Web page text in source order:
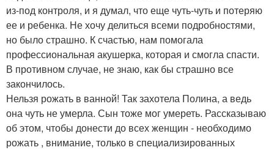
из-под контроля, и я думал, что еще чуть-чуть и потеряю
ее и ребенка. Не хочу делиться всеми подробностями,
но было страшно. К счастью, нам помогала
профессиональная акушерка, которая и смогла спасти.
В противном случае, не знаю, как бы страшно все
закончилось.
Нельзя рожать в ванной! Так захотела Полина, а ведь
она чуть не умерла. Сын тоже мог умереть. Рассказываю
об этом, чтобы донести до всех женщин - необходимо
рожать , внимание, только в специализированных